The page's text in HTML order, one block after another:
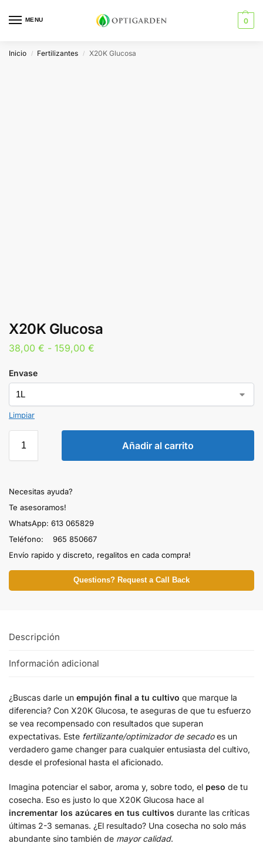
MENU 0
Inicio / Fertilizantes / X20K Glucosa
X20K Glucosa
38,00 € - 159,00 €
Envase
Limpiar
Añadir al carrito
Necesitas ayuda?
Te asesoramos!
WhatsApp: 613 065829
Teléfono: 965 850667
Envío rapido y discreto, regalitos en cada compra!
Questions? Request a Call Back
Descripción
Información adicional
¿Buscas darle un empujón final a tu cultivo que marque la
diferencia? Con X20K Glucosa, te aseguras de que tu esfuerzo
se vea recompensado con resultados que superan
expectativas. Este fertilizante/optimizador de secadoes un
verdadero game changer para cualquier entusiasta del cultivo,
desde el profesional hasta el aficionado.
Imagina potenciar el sabor, aroma y, sobre todo, el peso de tu
cosecha. Eso es justo lo que X20K Glucosa hace al
incrementar los azúcares en tus cultivos durante las críticas
últimas 2-3 semanas. ¿El resultado? Una cosecha no solo más
abundante sino también de mayor calidad.